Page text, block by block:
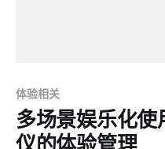
体验相关
多场景娱乐化